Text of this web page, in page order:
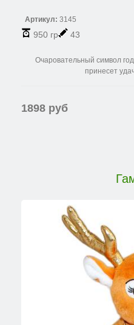
Артикул: 3145
950 гр 43
Очаровательный символ
принесет
1898 руб